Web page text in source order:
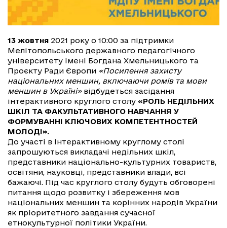
13 жовтня 2021 року о 10:00 за підтримки
Мелітопольського державного педагогічного
університету імені Богдана Хмельницького та
Проєкту Ради Європи «Посилення захисту
національних меншин, включаючи ромів та мови
меншин в Україні»відбудеться засідання
інтерактивного круглого столу «РОЛЬ НЕДІЛЬНИХ
ШКІЛ ТА ФАКУЛЬТАТИВНОГО НАВЧАННЯ У
ФОРМУВАННІ КЛЮЧОВИХ КОМПЕТЕНТНОСТЕЙ
МОЛОДІ».
До участі в Інтерактивному круглому столі
запрошуються викладачі недільних шкіл,
представники національно-культурних товариств,
освітяни, науковці, представники влади, всі
бажаючі. Під час круглого столу будуть обговорені
питання щодо розвитку і збереження мов
національних меншин та корінних народів України
як пріоритетного завдання сучасної
етнокультурної політики України.